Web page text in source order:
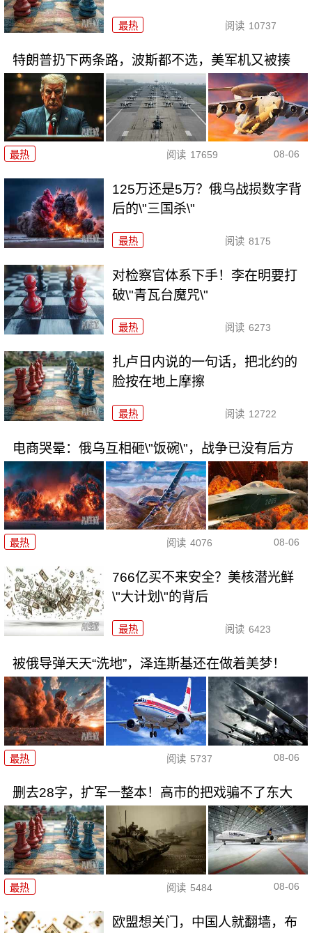
最热 阅读 10737
特朗普扔下两条路，波斯都不选，美军机又被揍
最热 阅读 17659 08-06
125万还是5万？俄乌战损数字背
后的\"三国杀\"
最热 阅读 8175
对检察官体系下手！李在明要打
破\"青瓦台魔咒\"
最热 阅读 6273
扎卢日内说的一句话，把北约的
脸按在地上摩擦
最热 阅读 12722
电商哭晕：俄乌互相砸\"饭碗\"，战争已没有后方
最热 阅读 4076 08-06
766亿买不来安全？美核潜光鲜
\"大计划\"的背后
最热 阅读 6423
被俄导弹天天“洗地”，泽连斯基还在做着美梦！
最热 阅读 5737 08-06
删去28字，扩军一整本！高市的把戏骗不了东大
最热 阅读 5484 08-06
欧盟想关门，中国人就翻墙，布